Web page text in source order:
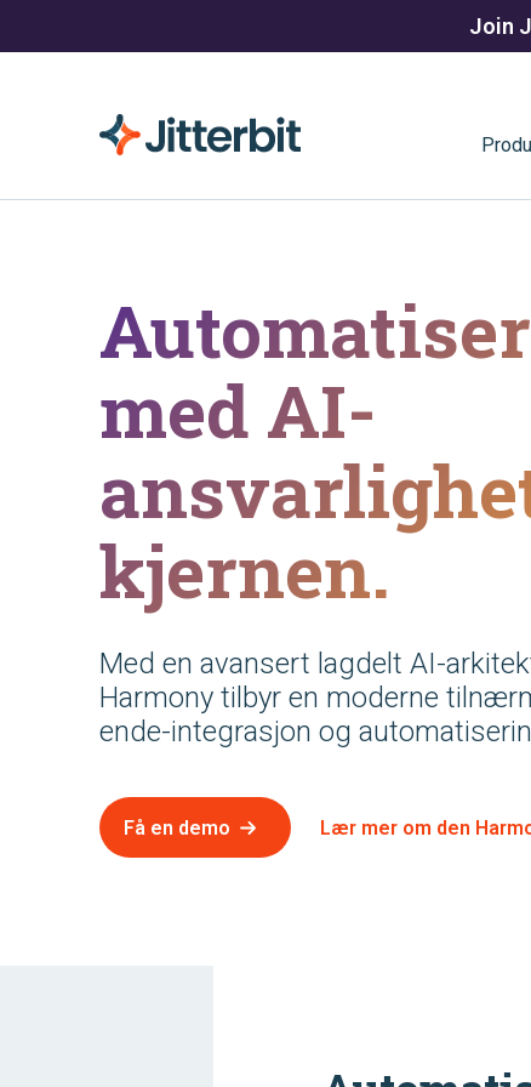
Join
med AI-
kjernen.
Med en avansert lagdelt AI-
Harmony tilbyr en moderne
ende-integrasjon og
Få en demo Lær mer om den